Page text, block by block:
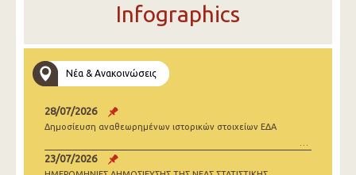
Infographics
Νέα & Ανακοινώσεις
28/07/2026
Δημοσίευση αναθεωρημένων ιστορικών στοιχείων ΕΔΑ
23/07/2026